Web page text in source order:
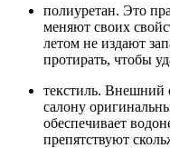
полиуретан. Это
меняют своих
летом не издают
протирать, чтобы
текстиль. Внешний
салону
обеспечивает
препятствуют